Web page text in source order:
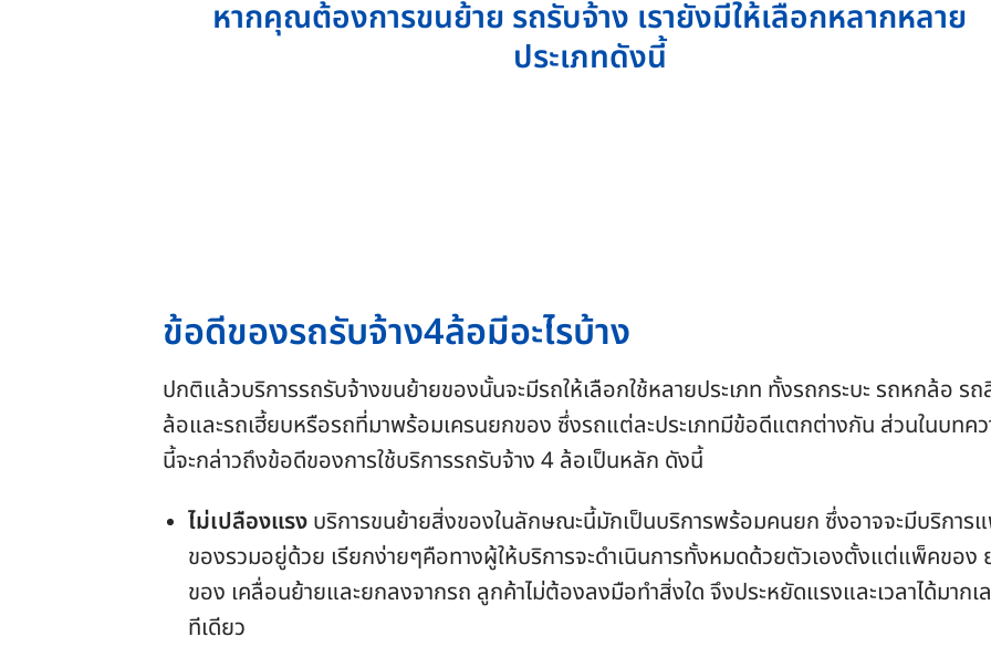
หากคุณต้องการขนย้าย รถรับจ้าง เรายังมีให้เลือกหลากหลาย
ประเภทดังนี้
ข้อดีของรถรับจ้าง4ล้อมีอะไรบ้าง
ปกติแล้วบริการรถรับจ้างขนย้ายของนั้นจะมีรถให้เลือกใช้หลายประเภท ทั้งรถกระบะ รถหกล้อ ร
ล้อและรถเฮี้ยบหรือรถที่มาพร้อมเครนยกของ ซึ่งรถแต่ละประเภทมีข้อดีแตกต่างกัน ส่วนในบทค
นี้จะกล่าวถึงข้อดีของการใช้บริการรถรับจ้าง 4 ล้อเป็นหลัก ดังนี้
ไม่เปลืองแรงบริการขนย้ายสิ่งของในลักษณะนี้มักเป็นบริการพร้อมคนยก ซึ่งอาจจะมีบริการ
ของรวมอยู่ด้วย เรียกง่ายๆคือทางผู้ให้บริการจะดำเนินการทั้งหมดด้วยตัวเองตั้งแต่แพ็คของ
ของ เคลื่อนย้ายและยกลงจากรถ ลูกค้าไม่ต้องลงมือทำสิ่งใด จึงประหยัดแรงและเวลาได้มากเ
ทีเดียว